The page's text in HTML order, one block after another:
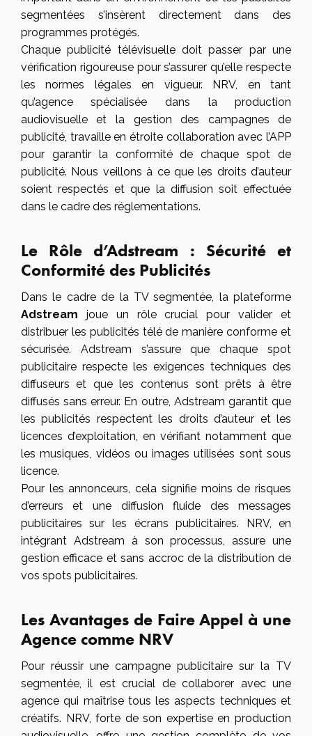
segmentées s’insèrent directement dans des
programmes protégés.
Chaque publicité télévisuelle doit passer par une
vérification rigoureuse pour s’assurer qu’elle respecte
les normes légales en vigueur. NRV, en tant
qu’agence spécialisée dans la production
audiovisuelle et la gestion des campagnes de
publicité, travaille en étroite collaboration avec l’APP
pour garantir la conformité de chaque spot de
publicité. Nous veillons à ce que les droits d’auteur
soient respectés et que la diffusion soit effectuée
dans le cadre des réglementations.
Le Rôle d’Adstream : Sécurité et
Conformité des Publicités
Dans le cadre de la TV segmentée, la plateforme
Adstream joue un rôle crucial pour valider et
distribuer les publicités télé de manière conforme et
sécurisée. Adstream s’assure que chaque spot
publicitaire respecte les exigences techniques des
diffuseurs et que les contenus sont prêts à être
diffusés sans erreur. En outre, Adstream garantit que
les publicités respectent les droits d’auteur et les
licences d’exploitation, en vérifiant notamment que
les musiques, vidéos ou images utilisées sont sous
licence.
Pour les annonceurs, cela signifie moins de risques
d’erreurs et une diffusion fluide des messages
publicitaires sur les écrans publicitaires. NRV, en
intégrant Adstream à son processus, assure une
gestion efficace et sans accroc de la distribution de
vos spots publicitaires.
Les Avantages de Faire Appel à une
Agence comme NRV
Pour réussir une campagne publicitaire sur la TV
segmentée, il est crucial de collaborer avec une
agence qui maîtrise tous les aspects techniques et
créatifs. NRV, forte de son expertise en production